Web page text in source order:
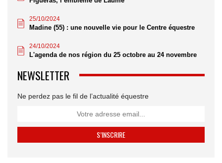
25/10/2024
Madine (55) : une nouvelle vie pour le Centre équestre
24/10/2024
L'agenda de nos région du 25 octobre au 24 novembre
NEWSLETTER
Ne perdez pas le fil de l’actualité équestre